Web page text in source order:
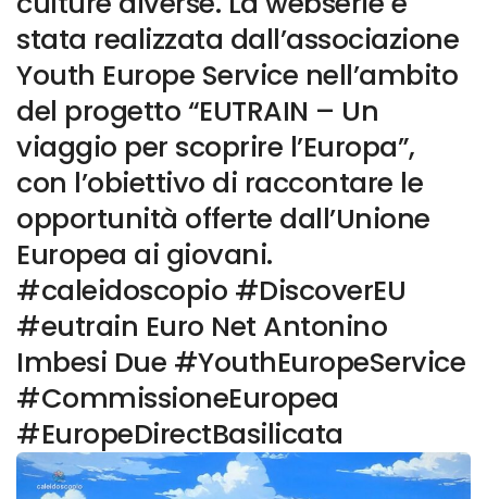
stata realizzata dall’associazione
Youth Europe Service nell’ambito
del progetto “EUTRAIN – Un
viaggio per scoprire l’Europa”,
con l’obiettivo di raccontare le
opportunità offerte dall’Unione
Europea ai giovani.
#caleidoscopio #DiscoverEU
#eutrain Euro Net Antonino
Imbesi Due #YouthEuropeService
#CommissioneEuropea
#EuropeDirectBasilicata